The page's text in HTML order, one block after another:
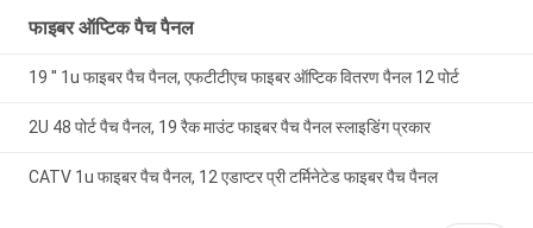
फाइबर ऑप्टिक पैच पैनल
19 '' 1u फाइबर पैच पैनल, एफटीटीएच फाइबर ऑप्टिक वितरण पैनल 12 पोर्ट
2U 48 पोर्ट पैच पैनल, 19 रैक माउंट फाइबर पैच पैनल स्लाइडिंग प्रकार
CATV 1u फाइबर पैच पैनल, 12 एडाप्टर प्री टर्मिनेटेड फाइबर पैच पैनल